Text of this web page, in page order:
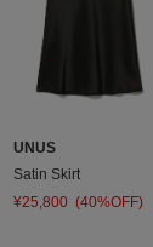
UNUS
Satin Skirt
¥25,800 (40%OFF)